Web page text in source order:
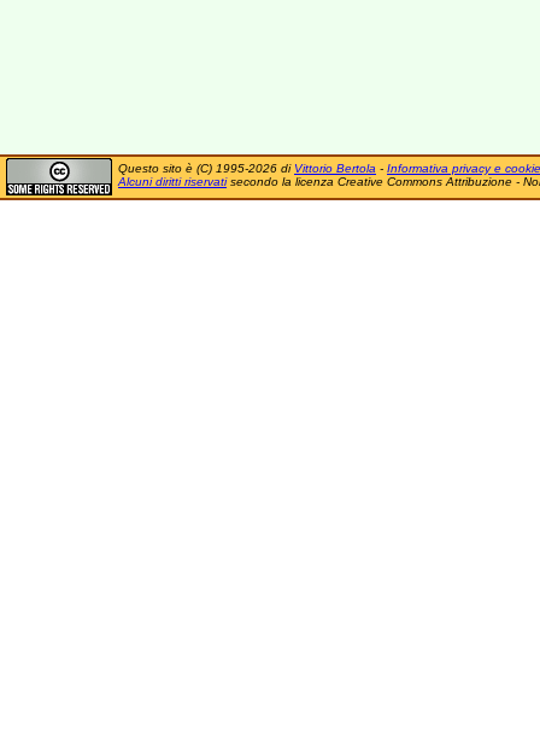
Questo sito è (C) 1995-2026 di Vittorio Bertola - Informativa privacy e cookie
Alcuni diritti riservatisecondo la licenza Creative Commons Attribuzione -